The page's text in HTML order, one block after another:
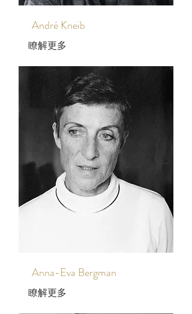
André Kneib
瞭解更多
Anna-Eva Bergman
瞭解更多